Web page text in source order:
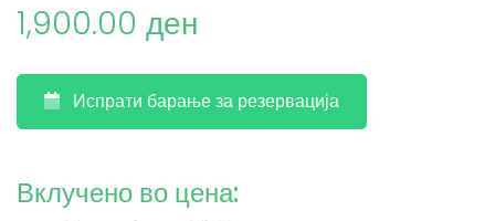
1,900.00 ден
Испрати барање за резервација
Вклучено во цена: